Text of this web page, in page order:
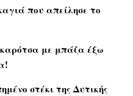
που απείλησε το
με μπάζα έξω
στέκι της Δυτικής